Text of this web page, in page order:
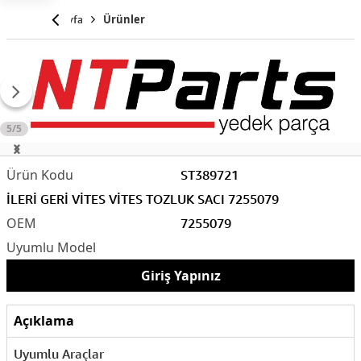
Anasayfa Ürünler
5/5
ST389721
7255079
İLERİ GERİ VİTES VİTES TOZLUK SACI 7255079
Giriş Yapınız
Açıklama
Uyumlu Araçlar